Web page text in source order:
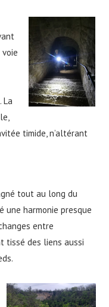
La
timide, n’altérant
tout au long du
une harmonie presque
entre
tissé des liens aussi